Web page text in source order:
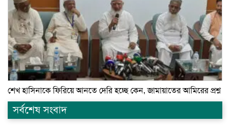
শেখ হাসিনাকে ফিরিয়ে আনতে দেরি হচ্ছে কেন, জামায়াতের আমিরের প্রশ্ন
সর্বশেষ সংবাদ